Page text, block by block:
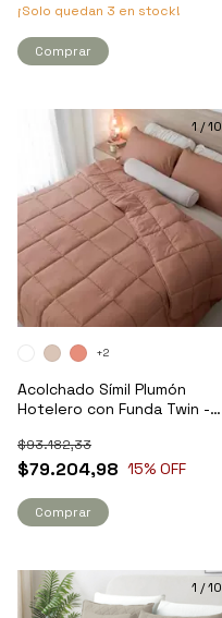
¡Solo quedan 3 en stock!
Comprar
1 /10
Acolchado Símil Plumón
Hotelero con Funda Twin -
$79.204,98
$93.182,33
15% OFF
+2
Comprar
1 /10